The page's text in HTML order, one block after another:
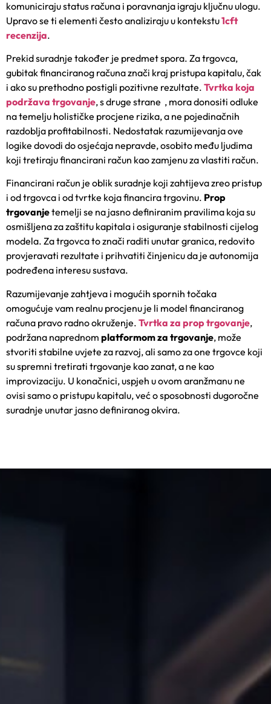
komuniciraju status računa i poravnanja igraju ključnu ulogu.
Upravo se ti elementi često analiziraju u kontekstu1cft
recenzija.
Prekid suradnje također je predmet spora. Za trgovca,
gubitak financiranog računa znači kraj pristupa kapitalu, čak
i ako su prethodno postigli pozitivne rezultate. Tvrtka koja
podržava trgovanje, s druge strane , mora donositi odluke
na temelju holističke procjene rizika, a ne pojedinačnih
razdoblja profitabilnosti. Nedostatak razumijevanja ove
logike dovodi do osjećaja nepravde, osobito među ljudima
koji tretiraju financirani račun kao zamjenu za vlastiti račun.
Financirani račun je oblik suradnje koji zahtijeva zreo pristup
i od trgovca i od tvrtke koja financira trgovinu. Prop
trgovanjetemelji se na jasno definiranim pravilima koja su
osmišljena za zaštitu kapitala i osiguranje stabilnosti cijelog
modela. Za trgovca to znači raditi unutar granica, redovito
provjeravati rezultate i prihvatiti činjenicu da je autonomija
podređena interesu sustava.
Razumijevanje zahtjeva i mogućih spornih točaka
omogućuje vam realnu procjenu je li model financiranog
računa pravo radno okruženje. Tvrtka za prop trgovanje,
podržana naprednom platformom za trgovanje, može
stvoriti stabilne uvjete za razvoj, ali samo za one trgovce koji
su spremni tretirati trgovanje kao zanat, a ne kao
improvizaciju. U konačnici, uspjeh u ovom aranžmanu ne
ovisi samo o pristupu kapitalu, već o sposobnosti dugoročne
suradnje unutar jasno definiranog okvira.